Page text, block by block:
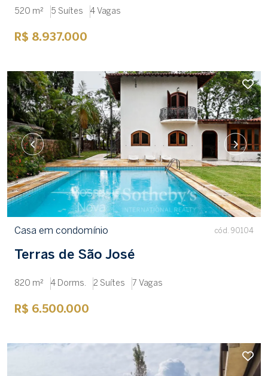
520 m² 5 Suítes 4 Vagas
R$ 8.937.000
Casa em condomínio cód. 90104
Terras de São José
820 m² 4 Dorms. 2 Suítes 7 Vagas
R$ 6.500.000